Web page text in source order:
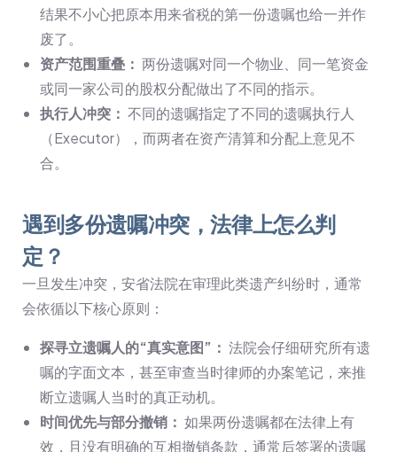
结果不小心把原本用来省税的第一份遗嘱也给一并作
废了。
资产范围重叠： 两份遗嘱对同一个物业、同一笔资金
或同一家公司的股权分配做出了不同的指示。
执行人冲突： 不同的遗嘱指定了不同的遗嘱执行人
（Executor），而两者在资产清算和分配上意见不
合。
遇到多份遗嘱冲突，法律上怎么判
定？
一旦发生冲突，安省法院在审理此类遗产纠纷时，通常
会依循以下核心原则：
探寻立遗嘱人的“真实意图”： 法院会仔细研究所有遗
嘱的字面文本，甚至审查当时律师的办案笔记，来推
断立遗嘱人当时的真正动机。
时间优先与部分撤销： 如果两份遗嘱都在法律上有
效，且没有明确的互相撤销条款，通常后签署的遗嘱